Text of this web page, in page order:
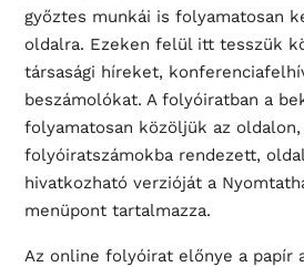
győztes munkái is folyamatosan
oldalra. Ezeken felül itt tesszük
társasági híreket,
beszámolókat. A folyóiratban a
folyamatosan közöljük az oldalon,
folyóiratszámokba rendezett,
hivatkozható verzióját a
menüpont tartalmazza.
Az online folyóirat előnye a papír